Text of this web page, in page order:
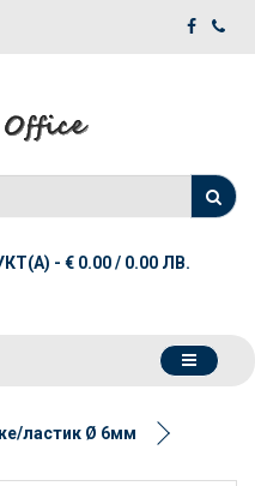
- € 0.00 / 0.00 ЛВ.
ластик Ø 6мм